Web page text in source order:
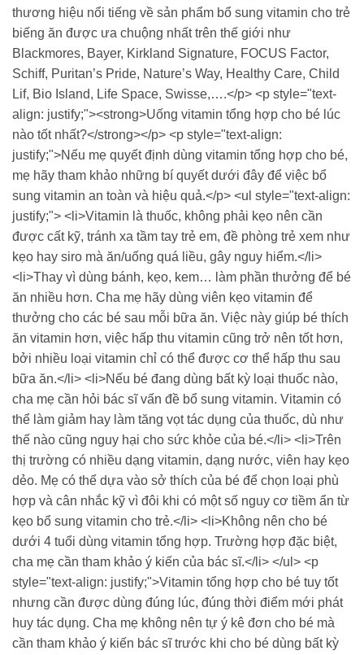
thương hiệu nổi tiếng về sản phẩm bổ sung vitamin cho trẻ
biếng ăn được ưa chuộng nhất trên thế giới như
Blackmores, Bayer, Kirkland Signature, FOCUS Factor,
Schiff, Puritan’s Pride, Nature’s Way, Healthy Care, Child
Lif, Bio Island, Life Space, Swisse,….</p> <p style="text-
align: justify;"><strong>Uống vitamin tổng hợp cho bé lúc
nào tốt nhất?</strong></p> <p style="text-align:
justify;">Nếu mẹ quyết định dùng vitamin tổng hợp cho bé,
mẹ hãy tham khảo những bí quyết dưới đây để việc bổ
sung vitamin an toàn và hiệu quả.</p> <ul style="text-align:
justify;"> <li>Vitamin là thuốc, không phải kẹo nên cần
được cất kỹ, tránh xa tầm tay trẻ em, đề phòng trẻ xem như
kẹo hay siro mà ăn/uống quá liều, gây nguy hiểm.</li>
<li>Thay vì dùng bánh, kẹo, kem… làm phần thưởng để bé
ăn nhiều hơn. Cha mẹ hãy dùng viên kẹo vitamin để
thưởng cho các bé sau mỗi bữa ăn. Việc này giúp bé thích
ăn vitamin hơn, việc hấp thu vitamin cũng trở nên tốt hơn,
bởi nhiều loại vitamin chỉ có thể được cơ thể hấp thu sau
bữa ăn.</li> <li>Nếu bé đang dùng bất kỳ loại thuốc nào,
cha mẹ cần hỏi bác sĩ vấn đề bổ sung vitamin. Vitamin có
thể làm giảm hay làm tăng vọt tác dụng của thuốc, dù như
thế nào cũng nguy hại cho sức khỏe của bé.</li> <li>Trên
thị trường có nhiều dạng vitamin, dạng nước, viên hay kẹo
dẻo. Mẹ có thể dựa vào sở thích của bé để chọn loại phù
hợp và cân nhắc kỹ vì đôi khi có một số nguy cơ tiềm ẩn từ
kẹo bổ sung vitamin cho trẻ.</li> <li>Không nên cho bé
dưới 4 tuổi dùng vitamin tổng hợp. Trường hợp đặc biệt,
cha mẹ cần tham khảo ý kiến của bác sĩ.</li> </ul> <p
style="text-align: justify;">Vitamin tổng hợp cho bé tuy tốt
nhưng cần được dùng đúng lúc, đúng thời điểm mới phát
huy tác dụng. Cha mẹ không nên tự ý kê đơn cho bé mà
cần tham khảo ý kiến bác sĩ trước khi cho bé dùng bất kỳ